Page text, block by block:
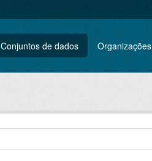
Conjuntos de dados Organizações